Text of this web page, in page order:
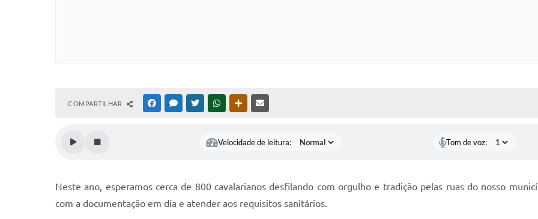
COMPARTILHAR FACEBOOKMESSENGER
TWITTERWHATSAPPOUTRAS MÍDIAS
Velocidade de leitura: Tom de voz:
Neste ano, esperamos cerca de 800 cavalarianos desfilando com orgulho e tradição pelas ruas do nosso
com a documentação em dia e atender aos requisitos sanitários.